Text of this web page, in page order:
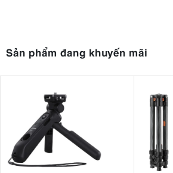
Sản phẩm đang khuyến mãi